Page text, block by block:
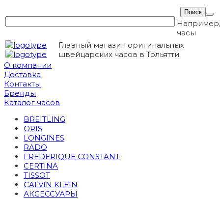
Например,
часы
Главный магазин оригинальных
швейцарских часов в Тольятти
О компании
Доставка
Контакты
Бренды
Каталог часов
BREITLING
ORIS
LONGINES
RADO
FREDERIQUE CONSTANT
CERTINA
TISSOT
CALVIN KLEIN
АКСЕССУАРЫ